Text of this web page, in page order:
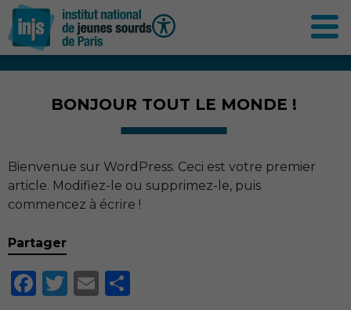
BONJOUR TOUT LE MONDE !
Bienvenue sur WordPress. Ceci est votre premier
article. Modifiez-le ou supprimez-le, puis
commencez à écrire !
Partager
Facebook
Twitter
Email